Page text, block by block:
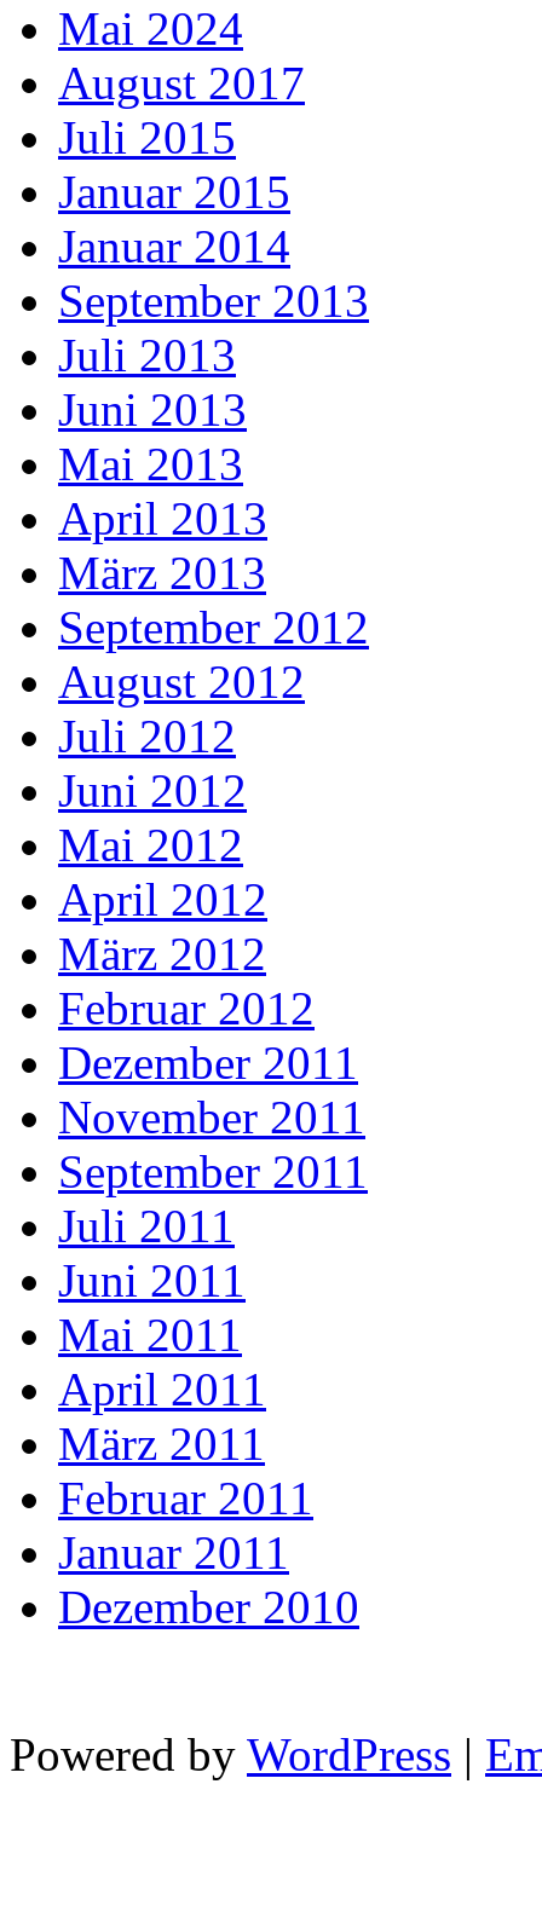
Mai 2024
August 2017
Juli 2015
Januar 2015
Januar 2014
September 2013
Juli 2013
Juni 2013
Mai 2013
April 2013
März 2013
September 2012
August 2012
Juli 2012
Juni 2012
Mai 2012
April 2012
März 2012
Februar 2012
Dezember 2011
November 2011
September 2011
Juli 2011
Juni 2011
Mai 2011
April 2011
März 2011
Februar 2011
Januar 2011
Dezember 2010
Powered by WordPress |